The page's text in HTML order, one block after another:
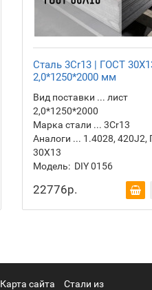
Сталь 3Cr13 | ГОСТ
2,0*1250*2000 мм
Вид поставки ... лист
2,0*1250*2000
Марка стали ... 3Cr13
Аналоги ... 1.4028, 420J2,
30Х13
Модель: DIY 0156
22776р.
Карта сайта
Стали из